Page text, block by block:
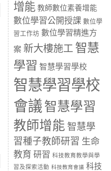
增能 教師數位素養增能
數位學習公開授課 數位學
習工作坊 數位學習精進方
案 新大樓施工 智慧
學習 智慧學習學校
智慧學習學校
會議 智慧學習
教師增能 智慧學
習種子教師研習 生命
教育 研習 科技教育教學與學
習及探索活動 科技教育會議 科技